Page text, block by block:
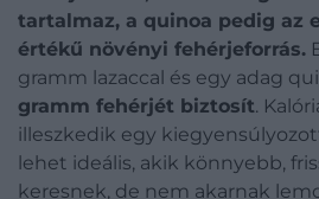
tartalmaz, a quinoa pedig az
értékű növényi fehérjeforrás.
gramm lazaccal és egy adag
gramm fehérjét biztosít.
illeszkedik egy
lehet ideális, akik könnyebb,
keresnek, de nem akarnak